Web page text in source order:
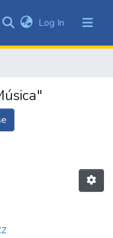
Log In (current)